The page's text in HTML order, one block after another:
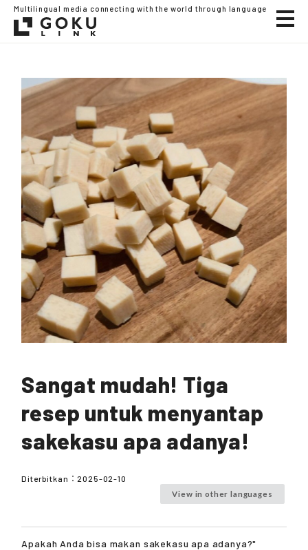
Multilingual media connecting with the world through language
Sangat mudah! Tiga
resep untuk menyantap
sakekasu apa adanya!
Diterbitkan： 2025-02-10
View in other languages
Apakah Anda bisa makan sakekasu apa adanya?"